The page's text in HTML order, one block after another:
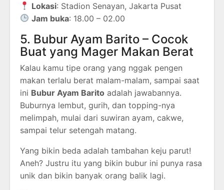
Lokasi: Stadion Senayan, Jakarta Pusat
Jam buka: 18.00 – 02.00
5. Bubur Ayam Barito – Cocok
Buat yang Mager Makan Berat
Kalau kamu tipe orang yang nggak pengen
makan terlalu berat malam-malam, sampai saat
ini Bubur Ayam Barito adalah jawabannya.
Buburnya lembut, gurih, dan topping-nya
melimpah, mulai dari suwiran ayam, cakwe,
sampai telur setengah matang.
Yang bikin beda adalah tambahan keju parut!
Aneh? Justru itu yang bikin bubur ini punya rasa
unik dan bikin banyak orang balik lagi.